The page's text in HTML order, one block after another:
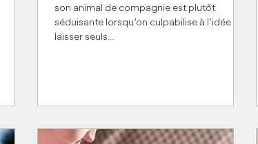
son animal de compagnie est plutôt
séduisante lorsqu’on culpabilise à l’idée de
laisser seuls...